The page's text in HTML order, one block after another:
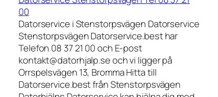
00
Datorservice i Stenstorpsvägen Datorservice
Stenstorpsvägen Datorservice.best har
Telefon 08 37 21 00 och E-post
kontakt@datorhjalp.se och vi ligger på
Orrspelsvägen 13, Bromma Hitta till
Datorservice.best från Stenstorpsvägen